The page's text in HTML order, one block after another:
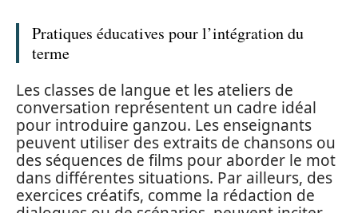
Pratiques éducatives pour l’intégration du
terme
Les classes de langue et les ateliers de
conversation représentent un cadre idéal
pour introduire ganzou. Les enseignants
peuvent utiliser des extraits de chansons ou
des séquences de films pour aborder le mot
dans différentes situations. Par ailleurs, des
exercices créatifs, comme la rédaction de